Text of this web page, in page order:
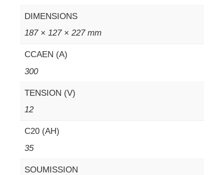
DIMENSIONS
187 × 127 × 227 mm
CCAEN (A)
300
TENSION (V)
12
C20 (AH)
35
SOUMISSION